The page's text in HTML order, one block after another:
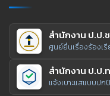
สำนักงาน ป.ป.
ศูนย์ยื่นเรื่องร้องเ
สำนักงาน ป.ป.
แจ้งเบาะแสแบบป